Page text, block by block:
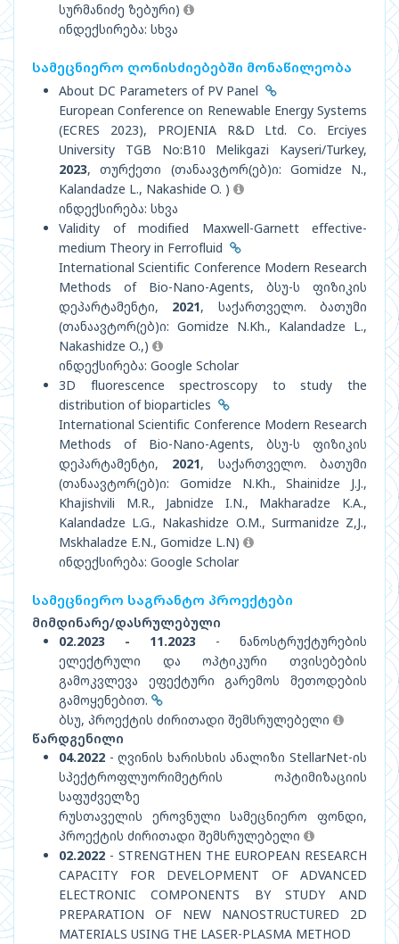
სურმანიძე ზებური)
ინდექსირება: სხვა
სამეცნიერო ღონისძიებებში მონაწილეობა
About DC Parameters of PV Panel
European Conference on Renewable Energy Systems
(ECRES 2023), PROJENIA R&D Ltd. Co. Erciyes
University TGB No:B10 Melikgazi Kayseri/Turkey,
2023, თურქეთი (თანაავტორ(ებ)ი: Gomidze N.,
Kalandadze L., Nakashide O. )
ინდექსირება: სხვა
Validity of modified Maxwell-Garnett effective-
medium Theory in Ferrofluid
International Scientific Conference Modern Research
Methods of Bio-Nano-Agents, ბსუ-ს ფიზიკის
დეპარტამენტი, 2021, საქართველო. ბათუმი
(თანაავტორ(ებ)ი: Gomidze N.Kh., Kalandadze L.,
Nakashidze O.,)
ინდექსირება: Google Scholar
3D fluorescence spectroscopy to study the
distribution of bioparticles
International Scientific Conference Modern Research
Methods of Bio-Nano-Agents, ბსუ-ს ფიზიკის
დეპარტამენტი, 2021, საქართველო. ბათუმი
(თანაავტორ(ებ)ი: Gomidze N.Kh., Shainidze J.J.,
Khajishvili M.R., Jabnidze I.N., Makharadze K.A.,
Kalandadze L.G., Nakashidze O.M., Surmanidze Z,J.,
Mskhaladze E.N., Gomidze L.N)
ინდექსირება: Google Scholar
სამეცნიერო საგრანტო პროექტები
მიმდინარე/დასრულებული
02.2023 - 11.2023 - ნანოსტრუქტურების
ელექტრული და ოპტიკური თვისებების
გამოკვლევა ეფექტური გარემოს მეთოდების
გამოყენებით.
ბსუ, პროექტის ძირითადი შემსრულებელი
წარდგენილი
04.2022 - ღვინის ხარისხის ანალიზი StellarNet-ის
სპექტროფლუორიმეტრის ოპტიმიზაციის
საფუძველზე
რუსთაველის ეროვნული სამეცნიერო ფონდი,
პროექტის ძირითადი შემსრულებელი
02.2022 - STRENGTHEN THE EUROPEAN RESEARCH
CAPACITY FOR DEVELOPMENT OF ADVANCED
ELECTRONIC COMPONENTS BY STUDY AND
PREPARATION OF NEW NANOSTRUCTURED 2D
MATERIALS USING THE LASER-PLASMA METHOD